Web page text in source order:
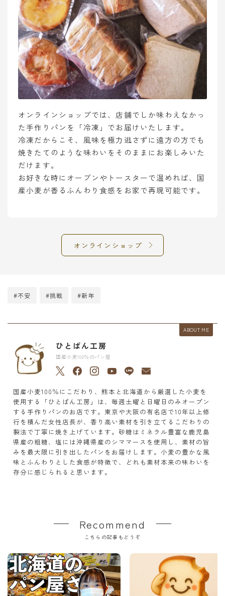
オンラインショップでは、店舗でしか味わえなかっ
た手作りパンを「冷凍」でお届けいたします。
冷凍だからこそ、風味を極力逃さずに遠方の方でも
焼きたてのような味わいをそのままにお楽しみいた
だけます。
お好きな時にオーブンやトースターで温めれば、国
産小麦が香るふんわり食感をお家で再現可能です。
オンラインショップ
#不安 #挑戦 #新年
ABOUT ME
ひとぱん工房
国産小麦100％のパン屋
国産小麦100％にこだわり、熊本と北海道から厳選した小麦を
使用する「ひとぱん工房」は、毎週土曜と日曜日のみオープン
する手作りパンのお店です。東京や大阪の有名店で10年以上修
行を積んだ女性店長が、香り高い素材を引き立てるこだわりの
製法で丁寧に焼き上げています。砂糖はミネラル豊富な鹿児島
県産の粗糖、塩には沖縄県産のシママースを使用し、素材の旨
みを最大限に引き出したパンをお届けします。小麦の豊かな風
味とふんわりとした食感が特徴で、どれも素材本来の味わいを
存分に感じられると思います。
Recommend
こちらの記事もどうぞ